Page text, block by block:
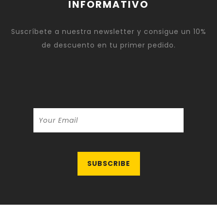
INFORMATIVO
Suscríbete a nuestra newsletter y consigue un 10%
de descuento en tu primer pedido.